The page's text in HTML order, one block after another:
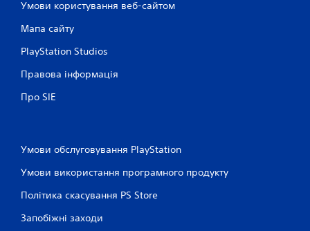
Умови користування веб-сайтом
Мапа сайту
PlayStation Studios
Правова інформація
Про SIE
Умови обслуговування PlayStation
Умови використання програмного продукту
Політика скасування PS Store
Запобіжні заходи